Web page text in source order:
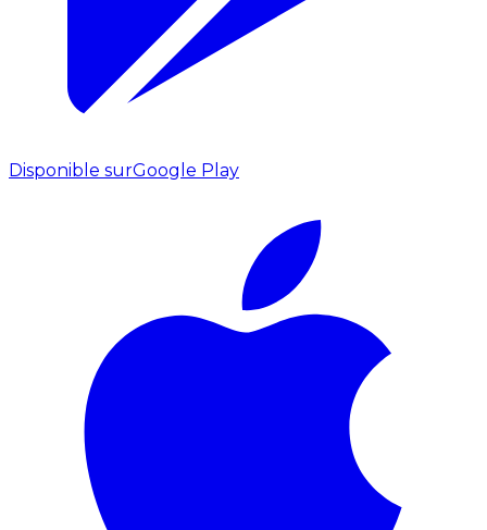
Disponible surGoogle Play